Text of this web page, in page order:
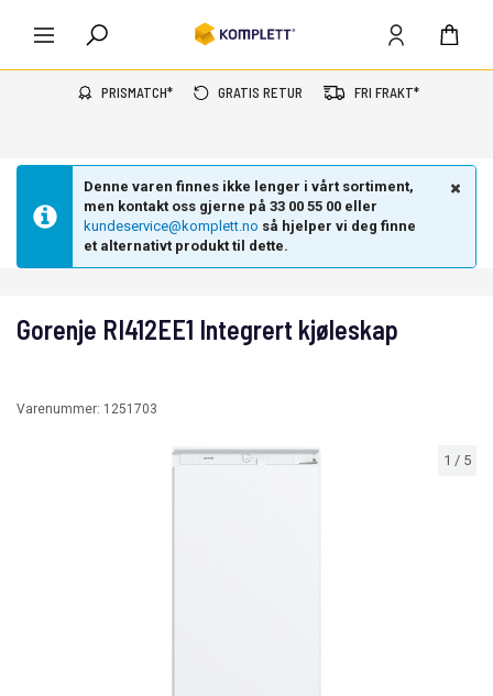
PRISMATCH* GRATIS RETUR FRI FRAKT*
Denne varen finnes ikke lenger i vårt sortiment,
men kontakt oss gjerne på 33 00 55 00 eller
kundeservice@komplett.no så hjelper vi deg finne
et alternativt produkt til dette.
1 / 5
Gorenje RI412EE1 Integrert kjøleskap
Varenummer: 1251703